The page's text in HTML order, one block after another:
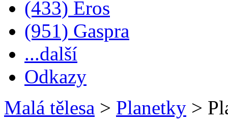
(433) Eros
(951) Gaspra
...další
Odkazy
Malá tělesa > Planetky >